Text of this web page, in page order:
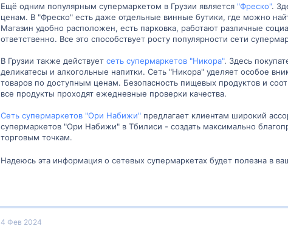
Ещё одним популярным супермаркетом в Грузии является "Фреско".
ценам. В "Фреско" есть даже отдельные винные бутики, где можно
Магазин удобно расположен, есть парковка, работают различные
ответственно. Все это способствует росту популярности сети
В Грузии также действует сеть супермаркетов "Никора". Здесь
деликатесы и алкогольные напитки. Сеть "Никора" уделяет особое
товаров по доступным ценам. Безопасность пищевых продуктов и
все продукты проходят ежедневные проверки качества.
Сеть супермаркетов "Ори Набижи" предлагает клиентам широкий
супермаркетов "Ори Набижи" в Тбилиси - создать максимально
торговым точкам.
Надеюсь эта информация о сетевых супермаркетах будет полезна в
4 Фев 2024